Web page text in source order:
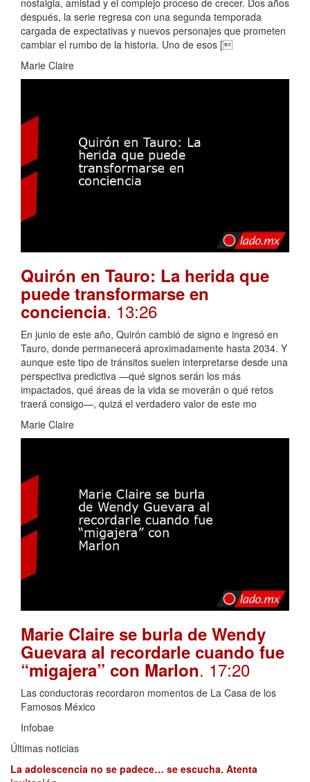
nostalgia, amistad y el complejo proceso de crecer. Dos años
después, la serie regresa con una segunda temporada
cargada de expectativas y nuevos personajes que prometen
cambiar el rumbo de la historia. Uno de esos [
Marie Claire
Quirón en Tauro: La herida que
puede transformarse en
conciencia. 13:26
En junio de este año, Quirón cambió de signo e ingresó en
Tauro, donde permanecerá aproximadamente hasta 2034. Y
aunque este tipo de tránsitos suelen interpretarse desde una
perspectiva predictiva —qué signos serán los más
impactados, qué áreas de la vida se moverán o qué retos
traerá consigo—, quizá el verdadero valor de este mo
Marie Claire
Marie Claire se burla de Wendy
Guevara al recordarle cuando fue
“migajera” con Marlon. 17:20
Las conductoras recordaron momentos de La Casa de los
Famosos México
Infobae
Últimas noticias
La adolescencia no se padece… se escucha. Atenta